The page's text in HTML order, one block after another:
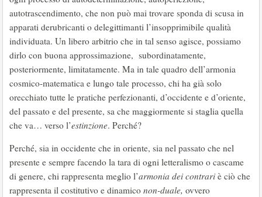
autotrascendimento, che non può mai trovare sponda di scusa in
apparati derubricanti o delegittimanti l’insopprimibile qualità
individuata. Un libero arbitrio che in tal senso agisce, possiamo
dirlo con buona approssimazione, subordinatamente,
posteriormente, limitatamente. Ma in tale quadro dell’armonia
cosmico-matematica e lungo tale processo, chi ha già solo
orecchiato tutte le pratiche perfezionanti, d’occidente e d’oriente,
del passato e del presente, sa che maggiormente si staglia quella
che va… verso l’estinzione. Perché?
Perché, sia in occidente che in oriente, sia nel passato che nel
presente e sempre facendo la tara di ogni letteralismo o cascame
di genere, chi rappresenta meglio l’armonia dei contrari è ciò che
rappresenta il costitutivo e dinamico non-duale, ovvero